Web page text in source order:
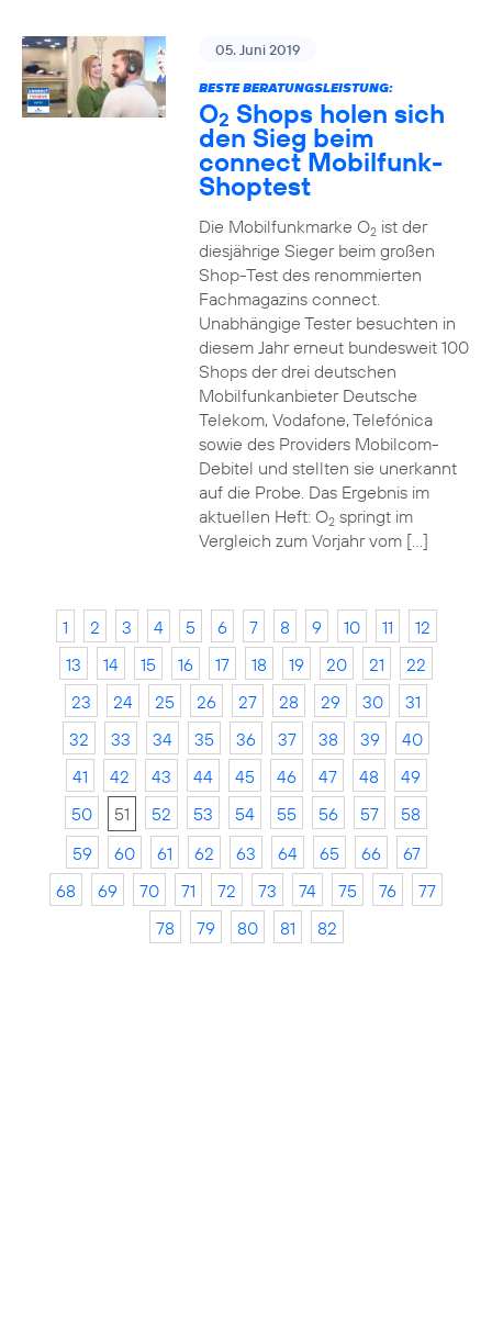
05. Juni 2019
BESTE BERATUNGSLEISTUNG:
O2 Shops holen sich
den Sieg beim
connect Mobilfunk-
Shoptest
Die Mobilfunkmarke O2ist der
diesjährige Sieger beim großen
Shop-Test des renommierten
Fachmagazins connect.
Unabhängige Tester besuchten in
diesem Jahr erneut bundesweit 100
Shops der drei deutschen
Mobilfunkanbieter Deutsche
Telekom, Vodafone, Telefónica
sowie des Providers Mobilcom-
Debitel und stellten sie unerkannt
auf die Probe. Das Ergebnis im
aktuellen Heft: O2springt im
Vergleich zum Vorjahr vom […]
1 2 3 4 5 6 7 8 9 10 11
12
13
14 15 16 17 18 19 20 21
22
23
24 25 26 27 28 29 30
31
32
33 34 35 36 37 38 39
40
41
42 43 44 45 46 47 48
49
50
51 52 53 54 55 56 57
58
59
60 61 62 63 64 65 66
67
68
69 70 71 72 73 74 75 76
77
78
79 80 81 82